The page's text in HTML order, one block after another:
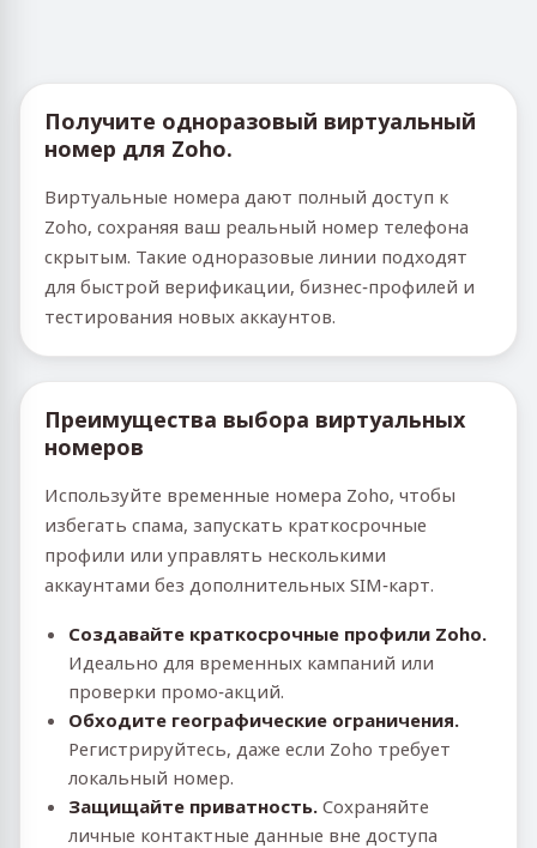
Получите одноразовый виртуальный
номер для Zoho.
Виртуальные номера дают полный доступ к
Zoho, сохраняя ваш реальный номер телефона
скрытым. Такие одноразовые линии подходят
для быстрой верификации, бизнес‑профилей и
тестирования новых аккаунтов.
Преимущества выбора виртуальных
номеров
Используйте временные номера Zoho, чтобы
избегать спама, запускать краткосрочные
профили или управлять несколькими
аккаунтами без дополнительных SIM‑карт.
Создавайте краткосрочные профили Zoho.
Идеально для временных кампаний или
проверки промо‑акций.
Обходите географические ограничения.
Регистрируйтесь, даже если Zoho требует
локальный номер.
Защищайте приватность. Сохраняйте
личные контактные данные вне доступа